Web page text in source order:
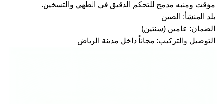
مؤقت ومنبه مدمج للتحكم الدقيق في الطهي والتسخين.
بلد المنشأ: الصين
الضمان: عامين (سنتين)
التوصيل والتركيب: مجاناً داخل مدينة الرياض